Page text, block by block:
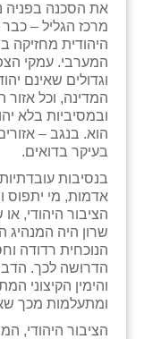
את הסכנה בפניה
מרכז הגליל – כבר
היהודית מחזיקה
המערבי. עמקי
וגדולים שאינם
המדינה, וכל
ובמסיביות בלא
הוא. בנגב –
בעיקר בדואים.
בנסיבות
אדמות, מי יתפוס
הציבור היהודי,
שרון היה המנהיג
הנוכחית רדודה
הדרושה לכך.
והימין הקיצוני
ומתעלמות מכך
הציבור היהודי,